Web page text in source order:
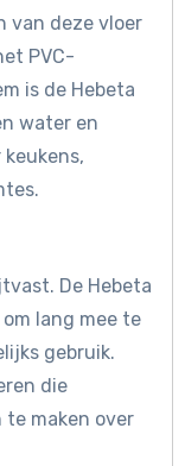
van deze vloer
PVC-
is de Hebeta
water en
De Hebeta
lang mee te
gebruik.
die
maken over